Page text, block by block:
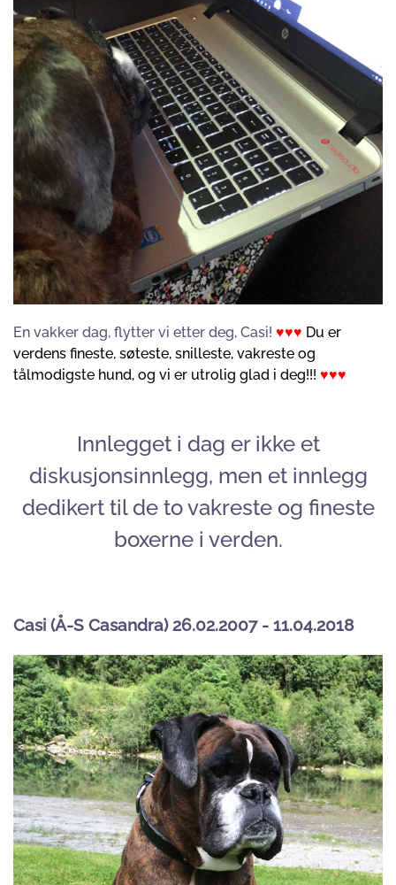
En vakker dag, flytter vi etter deg, Casi! ♥♥♥ Du er
verdens fineste, søteste, snilleste, vakreste og
tålmodigste hund, og vi er utrolig glad i deg!!! ♥♥♥
Innlegget i dag er ikke et
diskusjonsinnlegg, men et innlegg
dedikert til de to vakreste og fineste
boxerne i verden.
Casi (Å-S Casandra) 26.02.2007 - 11.04.2018